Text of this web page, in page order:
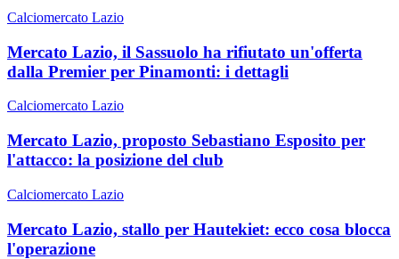
Calciomercato Lazio
Mercato Lazio, il Sassuolo ha rifiutato un'offerta
dalla Premier per Pinamonti: i dettagli
Calciomercato Lazio
Mercato Lazio, proposto Sebastiano Esposito per
l'attacco: la posizione del club
Calciomercato Lazio
Mercato Lazio, stallo per Hautekiet: ecco cosa blocca
l'operazione